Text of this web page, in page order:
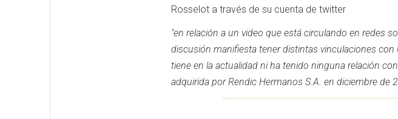
Rosselot a través de su cuenta de twitter
"en relación a un video que está circulando en redes
discusión manifiesta tener distintas vinculaciones
tiene en la actualidad ni ha tenido ninguna relación
adquirida por Rendic Hermanos S.A. en diciembre de